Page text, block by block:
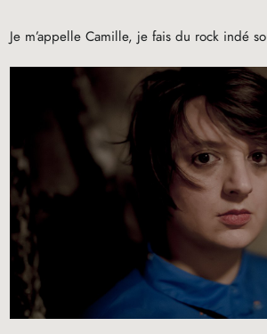
Je m’appelle Camille, je fais du rock indé